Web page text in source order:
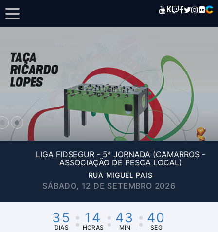
K
LIGA FIDSEGUR - 5ª JORNADA (CAMARROS -
ASSOCIAÇÃO DE PESCA LOCAL)
RUA MIGUEL PAIS
SÁBADO, 12 DE SETEMBRO 2026
35
DIAS
14
HORAS
43
MIN
40
SEG